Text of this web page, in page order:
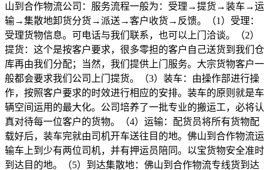
山到合作物流公司：服务流程一般为：受理→提货→装车→运
输→集散地卸货分货→派送→客户收货→反馈。（1 ）受理：
受理货物信息。可电话与我们联系，也可以上门洽谈。（2）
提货：这个是按客户要求，很多零担的客户自己送货到我们仓
库再由我们分配；当然，我们提供上门服务。大宗货物客户一
般都会要求我们公司上门提货。（3）装车：由操作部进行操
作，按照客户要求的时效进行相应的安排。装车的原则就是车
辆空间运用的最大化。公司培养了一批专业的搬运工，必将认
真对待每一位客户的货物。（4）运输：配货员将所有货物配
载好后，装车完就由司机开车送往目的地。佛山到合作物流运
输车上到少有两位司机，并有押运员陪同。以宝货物安全准时
到达目的地。（5）到达集散地：佛山到合作物流专线货到达